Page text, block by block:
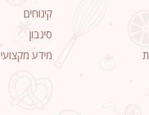
קינוחים
סינבון
מידע מקצועי